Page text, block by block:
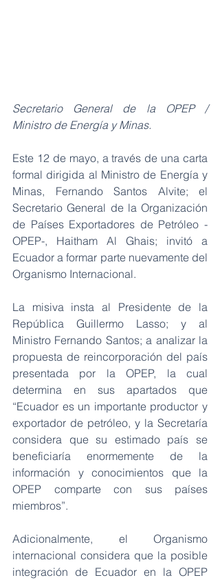
Secretario General de la OPEP /
Ministro de Energía y Minas.
Este 12 de mayo, a través de una carta
formal dirigida al Ministro de Energía y
Minas, Fernando Santos Alvite; el
Secretario General de la Organización
de Países Exportadores de Petróleo -
OPEP-, Haitham Al Ghais; invitó a
Ecuador a formar parte nuevamente del
Organismo Internacional.
La misiva insta al Presidente de la
República Guillermo Lasso; y al
Ministro Fernando Santos; a analizar la
propuesta de reincorporación del país
presentada por la OPEP, la cual
determina en sus apartados que
“Ecuador es un importante productor y
exportador de petróleo, y la Secretaría
considera que su estimado país se
beneficiaría enormemente de la
información y conocimientos que la
OPEP comparte con sus países
miembros”.
Adicionalmente, el Organismo
internacional considera que la posible
integración de Ecuador en la OPEP